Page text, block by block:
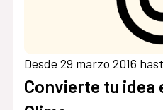
Desde 29 marzo 2016
Convierte tu idea